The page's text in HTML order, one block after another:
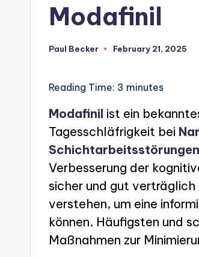
Modafinil
Posted
Paul Becker February 21, 2025
Reading Time: 3 minutes
Modafinil ist ein
Tagesschläfrigkeit bei
Verbesserung der
sicher und gut
verstehen, um eine
können. Häufigsten und
Maßnahmen zur